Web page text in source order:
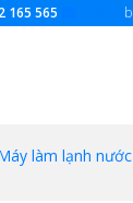
165 565
làm lạnh